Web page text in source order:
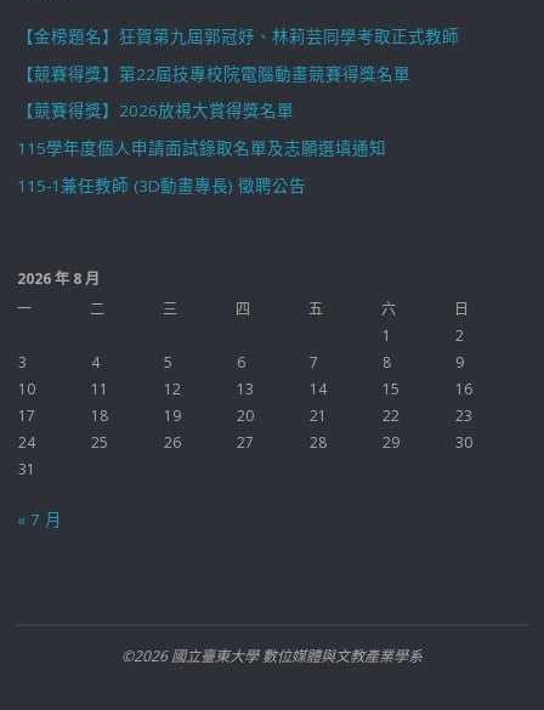
【金榜題名】狂賀第九屆郭冠妤、林莉芸同學考取正式教師
【競賽得獎】第22屆技專校院電腦動畫競賽得獎名單
【競賽得獎】2026放視大賞得獎名單
115學年度個人申請面試錄取名單及志願選填通知
115-1兼任教師 (3D動畫專長) 徵聘公告
2026 年 8 月
一
二 三 四 五 六
日
1
2
3
4 5 6 7 8
9
10
11 12 13 14 15
16
17
18 19 20 21 22
23
24
25 26 27 28 29
30
31
« 7 月
©2026 國立臺東大學 數位媒體與文教產業學系